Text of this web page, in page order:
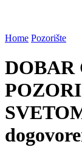
Home Pozorište
DOBAR